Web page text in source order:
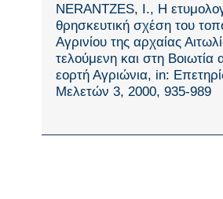
NERANTZES, I., Η
θρησκευτική σχέση του
Αγρινίου της αρχαίας
τελούμενη και στη Βοιωτία
εορτή Αγριώνια, in:
Μελετών 3, 2000, 935-989